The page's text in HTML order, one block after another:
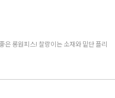
은 롱원피스! 찰랑이는 소재와 밑단 플리